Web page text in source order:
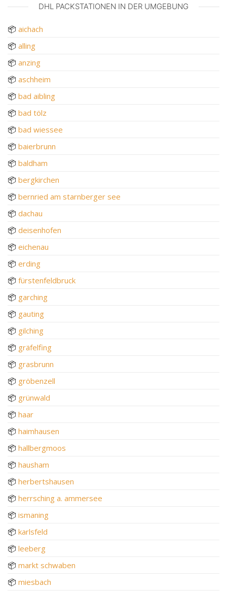
DHL PACKSTATIONEN IN DER UMGEBUNG
📦 aichach
📦 alling
📦 anzing
📦 aschheim
📦 bad aibling
📦 bad tölz
📦 bad wiessee
📦 baierbrunn
📦 baldham
📦 bergkirchen
📦 bernried am starnberger see
📦 dachau
📦 deisenhofen
📦 eichenau
📦 erding
📦 fürstenfeldbruck
📦 garching
📦 gauting
📦 gilching
📦 gräfelfing
📦 grasbrunn
📦 gröbenzell
📦 grünwald
📦 haar
📦 haimhausen
📦 hallbergmoos
📦 hausham
📦 herbertshausen
📦 herrsching a. ammersee
📦 ismaning
📦 karlsfeld
📦 leeberg
📦 markt schwaben
📦 miesbach